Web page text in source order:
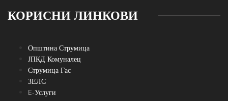
КОРИСНИ ЛИНКОВИ
Општина Струмица
ЈПКД Комуналец
Струмица Гас
ЗЕЛС
E-Услуги